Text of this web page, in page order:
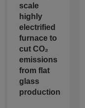
scale
highly
electrified
furnace to
cut CO₂
emissions
from flat
glass
production